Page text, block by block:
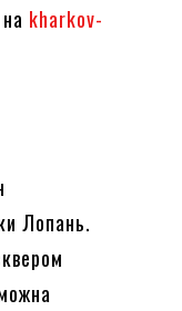
kharkov-
Лопань.